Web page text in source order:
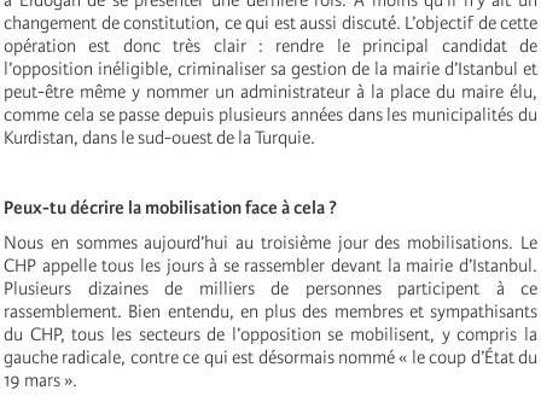
changement de constitution, ce qui est aussi discuté. L’objectif de cette
opération est donc très clair : rendre le principal candidat de
l’opposition inéligible, criminaliser sa gestion de la mairie d’Istanbul et
peut-être même y nommer un administrateur à la place du maire élu,
comme cela se passe depuis plusieurs années dans les municipalités du
Kurdistan, dans le sud-ouest de la Turquie.
Peux-tu décrire la mobilisation face à cela ?
Nous en sommes aujourd’hui au troisième jour des mobilisations. Le
CHP appelle tous les jours à se rassembler devant la mairie d’Istanbul.
Plusieurs dizaines de milliers de personnes participent à ce
rassemblement. Bien entendu, en plus des membres et sympathisants
du CHP, tous les secteurs de l’opposition se mobilisent, y compris la
gauche radicale, contre ce qui est désormais nommé « le coup d’État du
19 mars ».